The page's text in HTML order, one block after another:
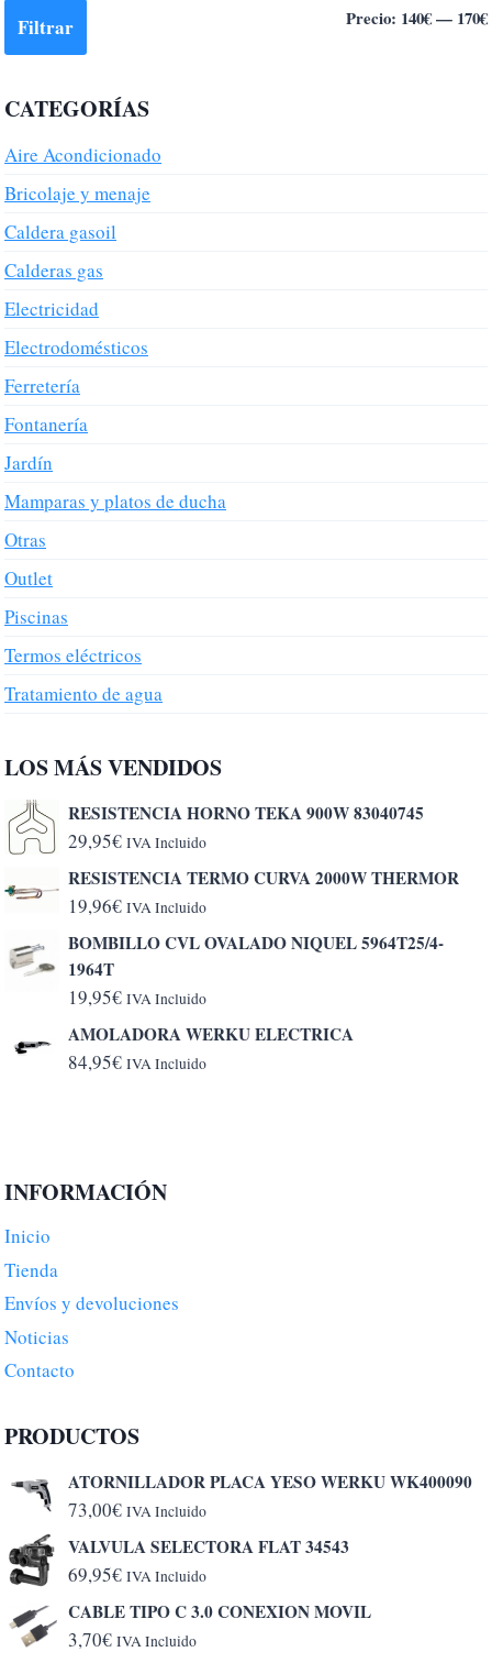
Filtrar Precio: 140€— 170€
CATEGORÍAS
Aire Acondicionado
Bricolaje y menaje
Caldera gasoil
Calderas gas
Electricidad
Electrodomésticos
Ferretería
Fontanería
Jardín
Mamparas y platos de ducha
Otras
Outlet
Piscinas
Termos eléctricos
Tratamiento de agua
LOS MÁS VENDIDOS
RESISTENCIA HORNO TEKA 900W 83040745
29,95€ IVA Incluido
RESISTENCIA TERMO CURVA 2000W THERMOR
19,96€ IVA Incluido
BOMBILLO CVL OVALADO NIQUEL 5964T25/4-
1964T
19,95€ IVA Incluido
AMOLADORA WERKU ELECTRICA
84,95€ IVA Incluido
INFORMACIÓN
Inicio
Tienda
Envíos y devoluciones
Noticias
Contacto
PRODUCTOS
ATORNILLADOR PLACA YESO WERKU WK400090
73,00€ IVA Incluido
VALVULA SELECTORA FLAT 34543
69,95€ IVA Incluido
CABLE TIPO C 3.0 CONEXION MOVIL
3,70€ IVA Incluido